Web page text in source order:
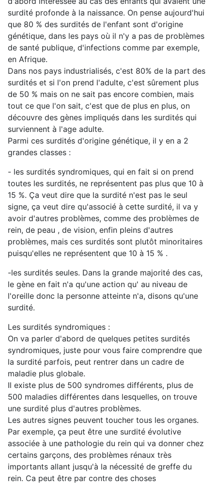
surdité profonde à la naissance. On pense aujourd'hui
que 80 % des surdités de l'enfant sont d'origine
génétique, dans les pays où il n'y a pas de problèmes
de santé publique, d'infections comme par exemple,
en Afrique.
Dans nos pays industrialisés, c'est 80% de la part des
surdités et si l'on prend l'adulte, c'est sûrement plus
de 50 % mais on ne sait pas encore combien, mais
tout ce que l'on sait, c'est que de plus en plus, on
découvre des gènes impliqués dans les surdités qui
surviennent à l'age adulte.
Parmi ces surdités d'origine génétique, il y en a 2
grandes classes :
- les surdités syndromiques, qui en fait si on prend
toutes les surdités, ne représentent pas plus que 10 à
15 %. Ça veut dire que la surdité n'est pas le seul
signe, ça veut dire qu'associé à cette surdité, il va y
avoir d'autres problèmes, comme des problèmes de
rein, de peau , de vision, enfin pleins d'autres
problèmes, mais ces surdités sont plutôt minoritaires
puisqu'elles ne représentent que 10 à 15 % .
-les surdités seules. Dans la grande majorité des cas,
le gène en fait n'a qu'une action qu' au niveau de
l'oreille donc la personne atteinte n'a, disons qu'une
surdité.
Les surdités syndromiques :
On va parler d'abord de quelques petites surdités
syndromiques, juste pour vous faire comprendre que
la surdité parfois, peut rentrer dans un cadre de
maladie plus globale.
Il existe plus de 500 syndromes différents, plus de
500 maladies différentes dans lesquelles, on trouve
une surdité plus d'autres problèmes.
Les autres signes peuvent toucher tous les organes.
Par exemple, ça peut être une surdité évolutive
associée à une pathologie du rein qui va donner chez
certains garçons, des problèmes rénaux très
importants allant jusqu'à la nécessité de greffe du
rein. Ca peut être par contre des choses